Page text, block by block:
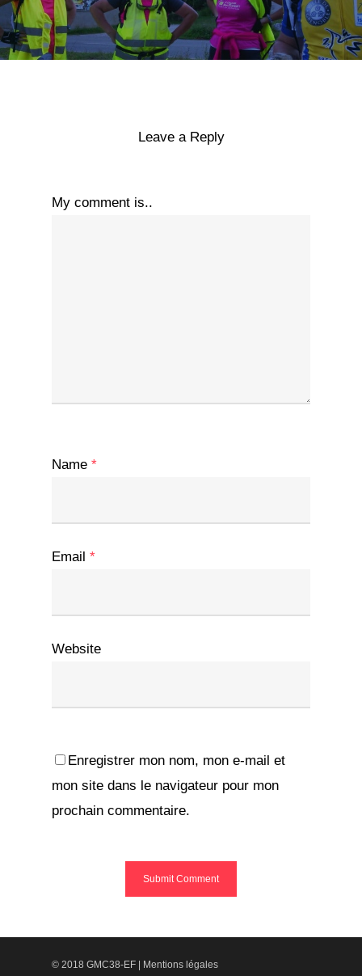
Leave a Reply
My comment is..
Name *
Email *
Website
Enregistrer mon nom, mon e-mail et
mon site dans le navigateur pour mon
prochain commentaire.
© 2018 GMC38-EF | Mentions légales